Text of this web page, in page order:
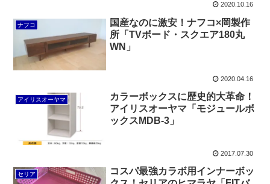
2020.10.16
ナフコ
国産なのに激安！ナフコ×岡製作
所「TVボード・スクエア180丸
WN」
2020.04.16
アイリスオーヤマ
カラーボックスに歴史的大革命！
アイリスオーヤマ「モジュールボ
ックスMDB-3」
2017.07.30
セリア
コスパ最強カラボ用インナーボッ